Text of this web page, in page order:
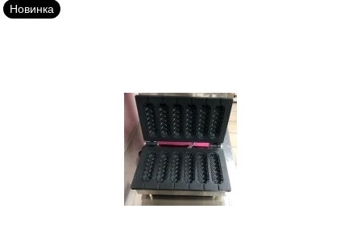
Новинка